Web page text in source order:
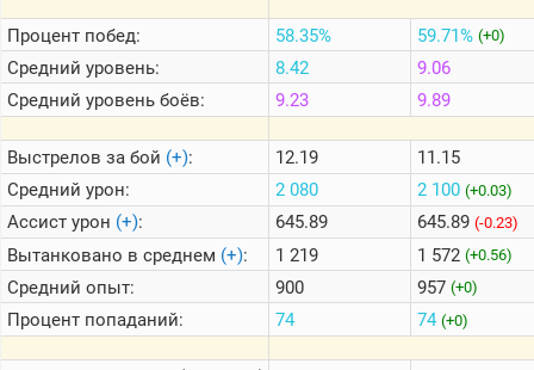
Процент побед:
Средний уровень:
Средний уровень боёв:
Выстрелов за бой (+):
Средний урон:
Ассист урон (+):
Вытанковано в среднем (+):
Средний опыт:
Процент попаданий:
58.35%
8.42
9.23
12.19
2 080
645.89
1 219
900
74
59.71% (+0)
9.06
9.89
11.15
2 100 (+0.03)
645.89 (-0.23)
1 572 (+0.56)
957 (+0)
74 (+0)